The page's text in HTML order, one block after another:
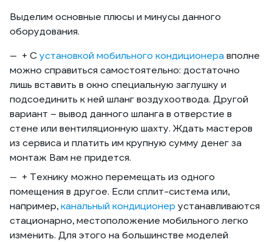
Выделим основные плюсы и минусы данного
оборудования.
+ Сустановкой мобильного кондиционера вполне
можно справиться самостоятельно: достаточно
лишь вставить в окно специальную заглушку и
подсоединить к ней шланг воздухоотвода. Другой
вариант – вывод данного шланга в отверстие в
стене или вентиляционную шахту. Ждать мастеров
из сервиса и платить им крупную сумму денег за
монтаж Вам не придется.
+ Технику можно перемещать из одного
помещения в другое. Если сплит-система или,
например,канальный кондиционер устанавливаются
стационарно, местоположение мобильного легко
изменить. Для этого на большинстве моделей